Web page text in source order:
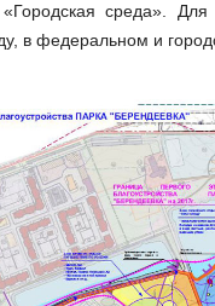
«Городская среда».
в федеральном и